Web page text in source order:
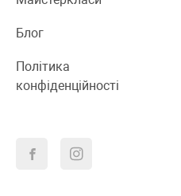
Блог
Політика
конфіденційності